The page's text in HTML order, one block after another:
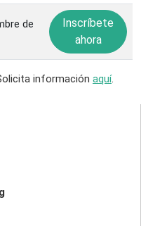
de
Inscríbete
ahora
información aquí.